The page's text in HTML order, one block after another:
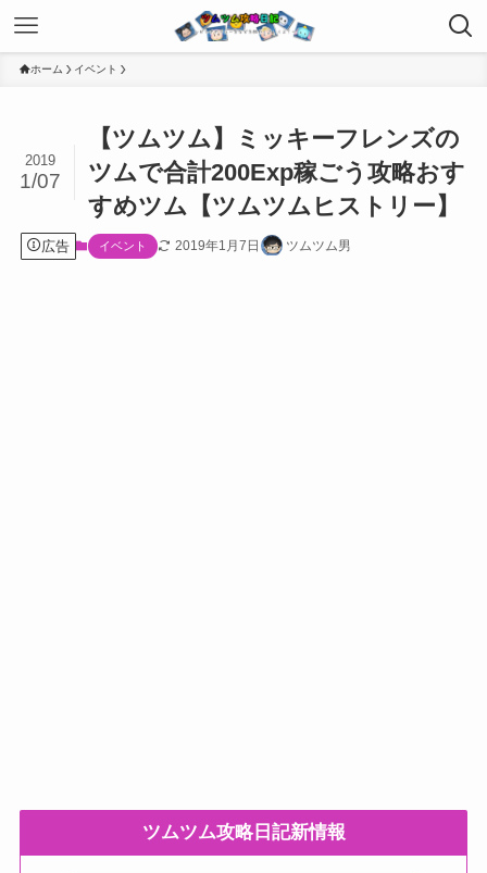
ホーム イベント
【ツムツム】ミッキーフレンズの
ツムで合計200Exp稼ごう攻略おす
すめツム【ツムツムヒストリー】
2019
1/07
広告 イベント 2019年1月7日 ツムツム男
ツムツム攻略日記新情報